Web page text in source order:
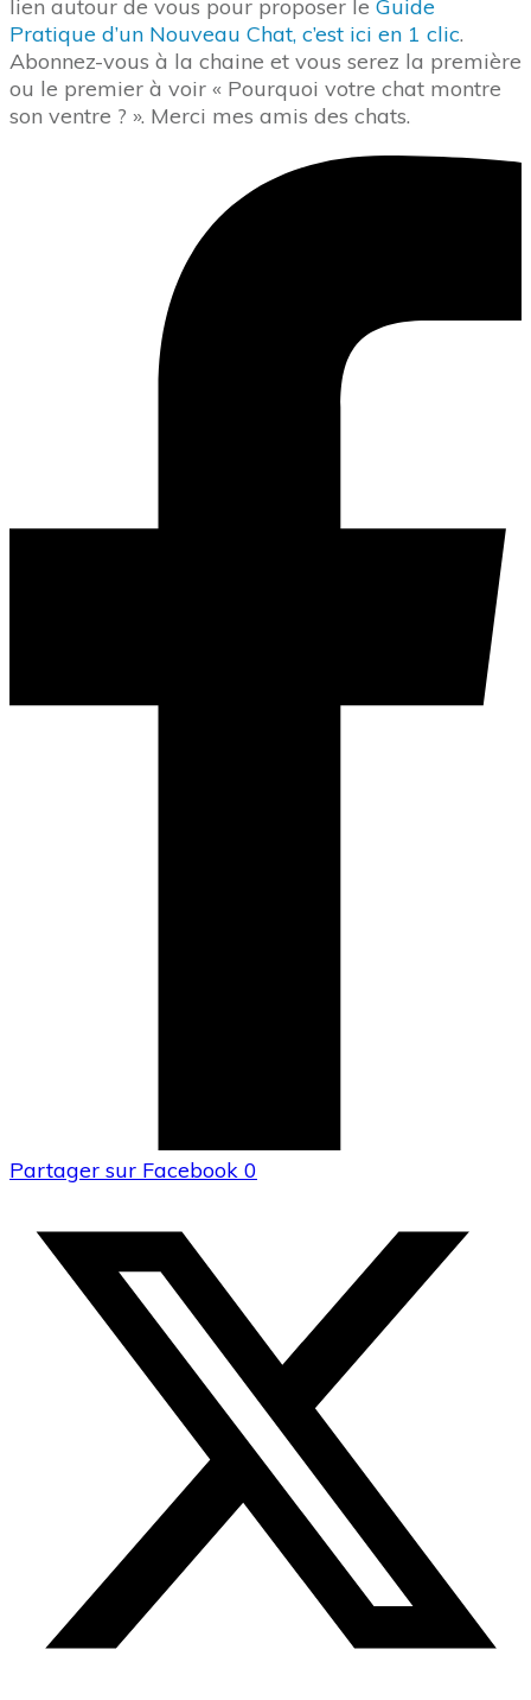
lien autour de vous pour proposer le Guide
Pratique d’un Nouveau Chat, c’est ici en 1 clic.
Abonnez-vous à la chaine et vous serez la première
ou le premier à voir « Pourquoi votre chat montre
son ventre ? ». Merci mes amis des chats.
Partager sur Facebook 0